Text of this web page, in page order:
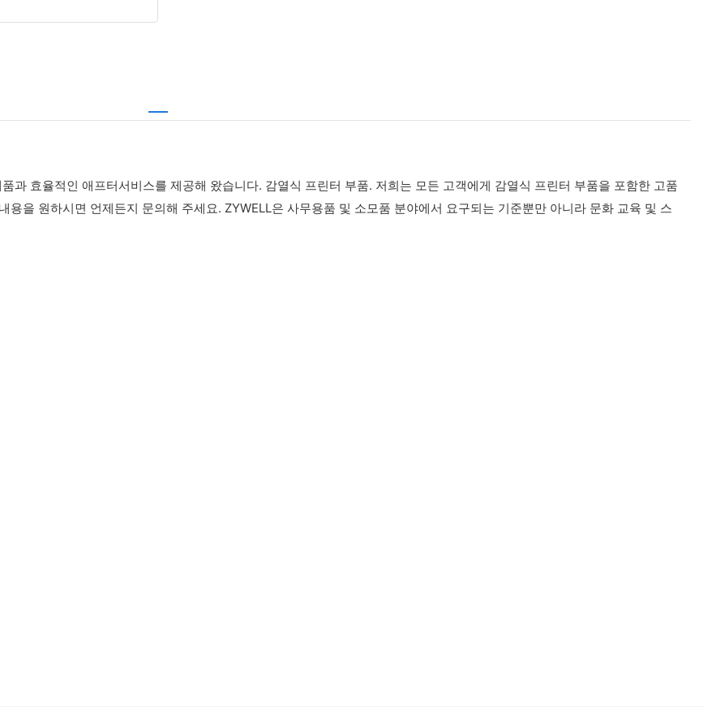
과 효율적인 애프터서비스를 제공해 왔습니다. 감열식 프린터 부품. 저희는 모든 고객에게 감열식 프린터 부품을 포함한 고품
을 원하시면 언제든지 문의해 주세요. ZYWELL은 사무용품 및 소모품 분야에서 요구되는 기준뿐만 아니라 문화 교육 및 스